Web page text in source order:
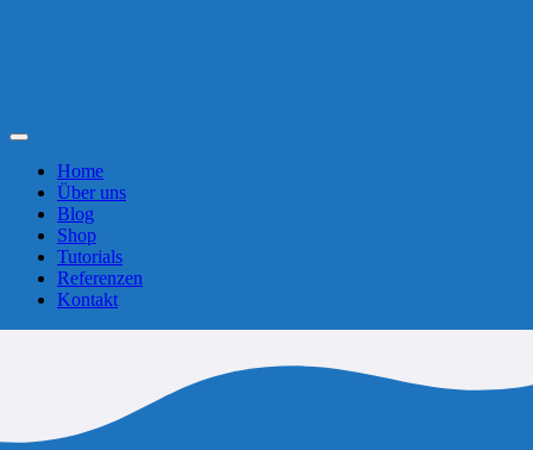
Toggle
NavigationHome
Über uns
Blog
Shop
Tutorials
Referenzen
Kontakt